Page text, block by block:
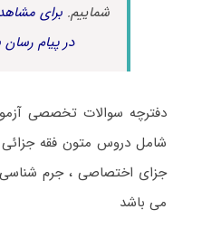
شماییم.برای
در پیام
شامل دروس متون فقه
جزای اختصاصی ، جرم شناسی
می باشد